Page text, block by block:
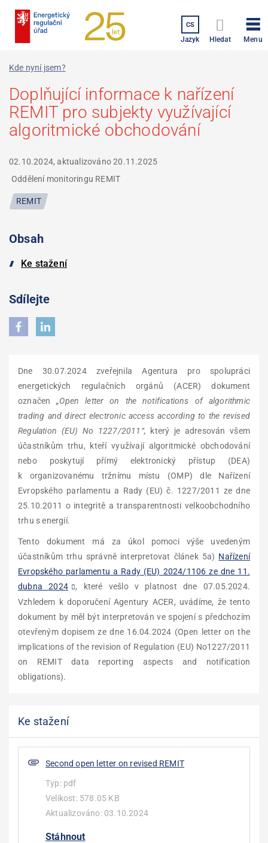
CS
Jazyk Hledat Menu
Kde nyní jsem?
Doplňující informace k nařízení
REMIT pro subjekty využívající
algoritmické obchodování
02.10.2024, aktualizováno20.11.2025
Oddělení monitoringu REMIT
REMIT
Dne 30.07.2024 zveřejnila Agentura pro spolupráci
energetických regulačních orgánů (ACER) dokument
označen„Open letter on the notifications of algorithmic
trading and direct electronic access according to the revised
Regulation (EU) No 1227/2011“, který je adresován všem
účastníkům trhu, kteří využívají algoritmické obchodování
nebo poskytují přímý elektronický přístup (DEA)
k organizovanému tržnímu místu (OMP) dle Nařízení
Evropského parlamentu a Rady (EU) č. 1227/2011 ze dne
25.10.2011 o integritě a transparentnosti velkoobchodního
trhu s energií.
Tento dokument má za úkol pomoci výše uvedeným
účastníkům trhu správně interpretovat článek 5a) Nařízení
Evropského parlamentu a Rady (EU) 2024/1106 ze dne 11.
dubna 2024
, které vešlo v platnost dne 07.05.2024.
Vzhledem k doporučení Agentury ACER, uvádíme, že tento
dokument by měl být interpretován ve spojení s předchozím
otevřeným dopisem ze dne 16.04.2024 (Open letter on the
implications of the revision of Regulation (EU) No1227/2011
on REMIT data reporting aspects and notification
obligations).
Ke stažení
Second open letter on revised REMIT
Typ: pdf
Velikost: 578.05 KB
Aktualizováno: 03.10.2024
Stáhnout
Obsah
Ke stažení
Sdílejte